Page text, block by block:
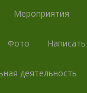
Мероприятия
Фото
деятельность